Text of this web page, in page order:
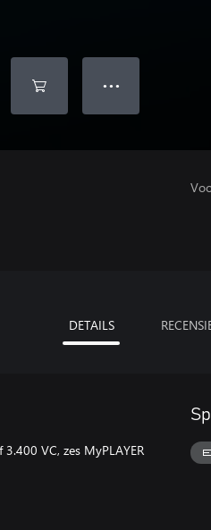
● ● ●
DETAILS
VC, zes MyPLAYER